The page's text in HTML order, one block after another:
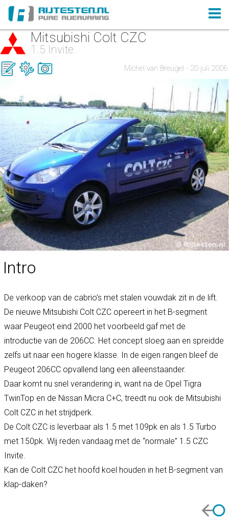
Mitsubishi Colt CZC
1.5 Invite
Michel van Breugel - 20 juli 2006
Intro
De verkoop van de cabrio’s met stalen vouwdak zit in de lift.
De nieuwe Mitsubishi Colt CZC opereert in het B-segment
waar Peugeot eind 2000 het voorbeeld gaf met de
introductie van de 206CC. Het concept sloeg aan en spreidde
zelfs uit naar een hogere klasse. In de eigen rangen bleef de
Peugeot 206CC opvallend lang een alleenstaander.
Daar komt nu snel verandering in, want na de Opel Tigra
TwinTop en de Nissan Micra C+C, treedt nu ook de Mitsubishi
Colt CZC in het strijdperk.
De Colt CZC is leverbaar als 1.5 met 109pk en als 1.5 Turbo
met 150pk. Wij reden vandaag met de “normale” 1.5 CZC
Invite.
Kan de Colt CZC het hoofd koel houden in het B-segment van
klap-daken?